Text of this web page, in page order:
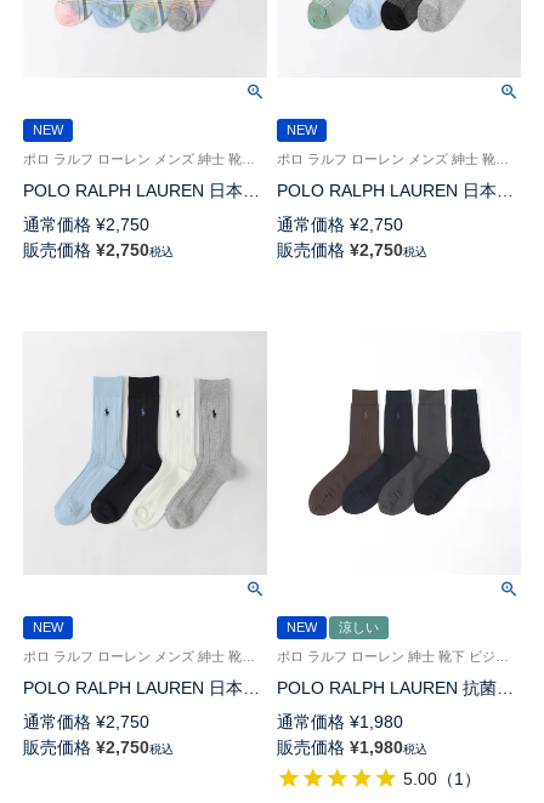
NEW
POLO RALPH LAUREN 日本製
アメリカンシーアイランドコッ
トン マドラスチェック クルー
丈 ソックス 02042712
通常価格 ¥2,750
販売価格 ¥2,750税込
NEW
POLO RALPH LAUREN 日本製
アメリカンシーアイランドコッ
トン ピンチェック クルー丈 ソ
ックス 02042711
通常価格 ¥2,750
販売価格 ¥2,750税込
NEW
POLO RALPH LAUREN 日本製
アメリカンシーアイランドコッ
トン リブ クルー丈 ソックス
02042710
通常価格 ¥2,750
販売価格 ¥2,750税込
NEW
涼しい
POLO RALPH LAUREN 抗菌防
臭 ギマ メッシュ 涼しい25cm丈
ビジネス ソックス クルー丈 日
本製【25-27cm】【27-29cm】
02042434
通常価格 ¥1,980
販売価格 ¥1,980税込
5.00 （1）